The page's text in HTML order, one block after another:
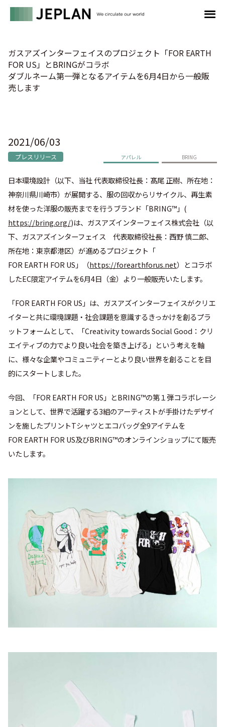
ガスアズインターフェイスのプロジェクト「FOR EARTH
FOR US」とBRINGがコラボ
ダブルネーム第一弾となるアイテムを6月4日から一般販
売します
2021/06/03
プレスリリース アパレル BRING
日本環境設計（以下、当社 代表取締役社長：髙尾 正樹、所在地：
神奈川県川崎市）が展開する、服の回収からリサイクル、再生素
材を使った洋服の販売までを行うブランド「BRING™」 (
https://bring.org/)は、ガスアズインターフェイス株式会社（以
下、ガスアズインターフェイス 代表取締役社長：西野 慎二郎、
所在地：東京都港区）が進めるプロジェクト「
FOR EARTH FOR US 」（https://forearthforus.net）とコラボ
したEC限定アイテムを6月4日（金）より一般販売いたします。
「FOR EARTH FOR US 」は、ガスアズインターフェイスがクリエ
イターと共に環境課題・社会課題を意識するきっかけを創るプラ
ットフォームとして、「Creativity towards Social Good ：クリ
エイティブの力でより良い社会を築き上げる」という考えを軸
に、様々な企業やコミュニティーとより良い世界を創ることを目
的にスタートしました。
今回、「FOR EARTH FOR US 」とBRING™の第１弾コラボレーシ
ョンとして、世界で活躍する3組のアーティストが手掛けたデザイ
ンを施したプリントTシャツとエコバッグ全9アイテムを
FOR EARTH FOR US及びBRING™のオンラインショップにて販売
いたします。